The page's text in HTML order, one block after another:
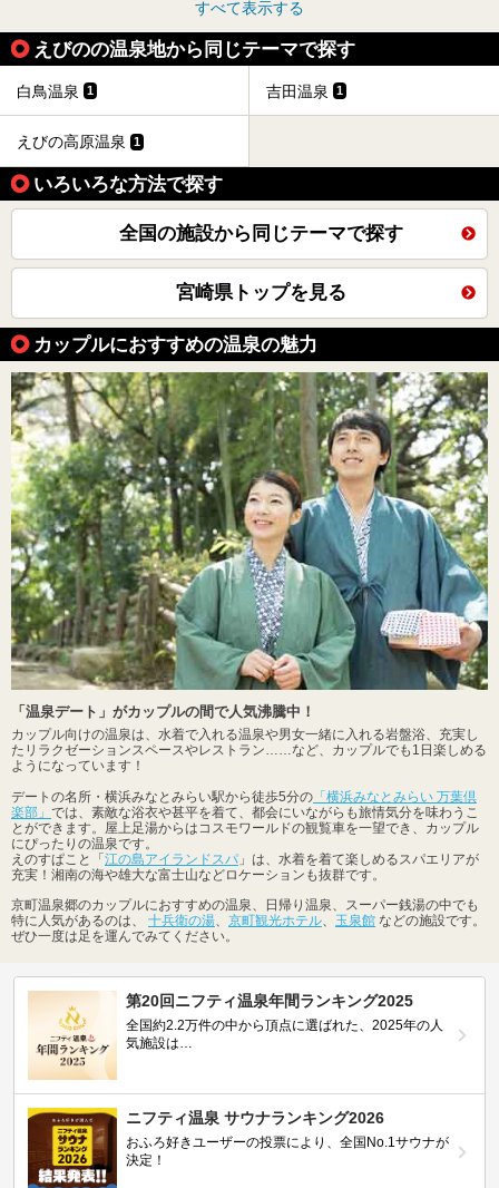
すべて表示する
えびのの温泉地から同じテーマで探す
白鳥温泉 1 吉田温泉 1
えびの高原温泉 1
いろいろな方法で探す
全国の施設から同じテーマで探す
宮崎県トップを見る
カップルにおすすめの温泉の魅力
「温泉デート」がカップルの間で人気沸騰中！
カップル向けの温泉は、水着で入れる温泉や男女一緒に入れる岩盤浴、充実し
たリラクゼーションスペースやレストラン……など、カップルでも1日楽しめる
ようになっています！
デートの名所・横浜みなとみらい駅から徒歩5分の 「横浜みなとみらい 万葉倶
楽部」 では、素敵な浴衣や甚平を着て、都会にいながらも旅情気分を味わうこ
とができます。屋上足湯からはコスモワールドの観覧車を一望でき、カップル
にぴったりの温泉です。
えのすぱこと「江の島アイランドスパ 」は、水着を着て楽しめるスパエリアが
充実！湘南の海や雄大な富士山などロケーションも抜群です。
京町温泉郷のカップルにおすすめの温泉、日帰り温泉、スーパー銭湯の中でも
特に人気があるのは、 十兵衛の湯 京町観光ホテル 玉泉館 などの施設です。
ぜひ一度は足を運んでみてください。
第20回ニフティ温泉年間ランキング2025
全国約2.2万件の中から頂点に選ばれた、2025年の人
気施設は…
ニフティ温泉 サウナランキング2026
おふろ好きユーザーの投票により、全国No.1サウナが
決定！